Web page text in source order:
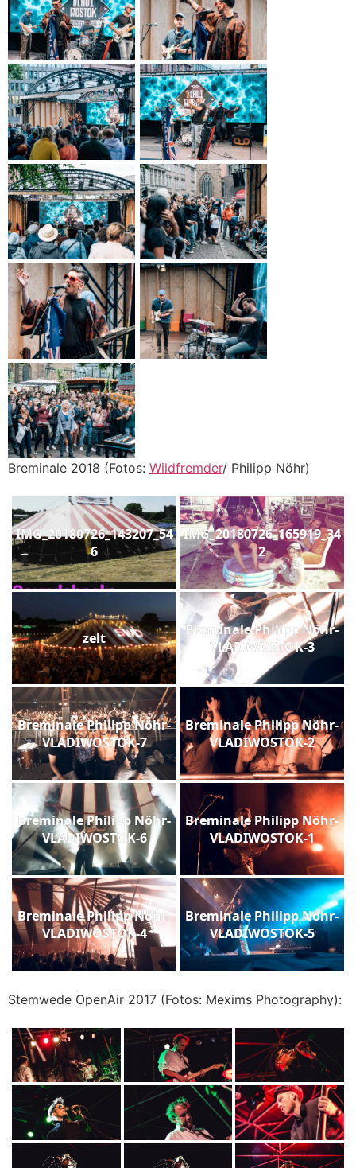
Breminale 2018 (Fotos: Wildfremder/ Philipp Nöhr)
IMG_20180726_143207_54
6
IMG_20180726_165919_34
2
zelt
Breminale Philipp Nöhr-
VLADIWOSTOK-3
Breminale Philipp Nöhr-
VLADIWOSTOK-7
Breminale Philipp Nöhr-
VLADIWOSTOK-2
Breminale Philipp Nöhr-
VLADIWOSTOK-6
Breminale Philipp Nöhr-
VLADIWOSTOK-1
Breminale Philipp Nöhr-
VLADIWOSTOK-4
Breminale Philipp Nöhr-
VLADIWOSTOK-5
Stemwede OpenAir 2017 (Fotos: Mexims Photography):